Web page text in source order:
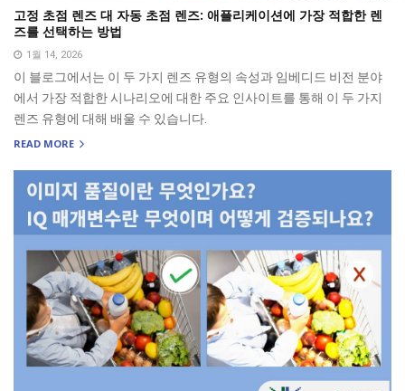
고정 초점 렌즈 대 자동 초점 렌즈: 애플리케이션에 가장 적합한 렌
즈를 선택하는 방법
1월 14, 2026
이 블로그에서는 이 두 가지 렌즈 유형의 속성과 임베디드 비전 분야
에서 가장 적합한 시나리오에 대한 주요 인사이트를 통해 이 두 가지
렌즈 유형에 대해 배울 수 있습니다.
READ MORE